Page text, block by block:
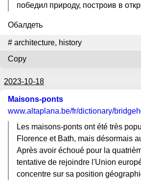
победил природу, построив в
Обалдеть
# architecture, history
Copy
2023-10-18
Maisons-ponts
www.altaplana.be/fr/dictionary/
Les maisons-ponts ont été très
Florence et Bath, mais désormais
Après avoir échoué pour la
tentative de rejoindre l'Union
concentre sur sa position